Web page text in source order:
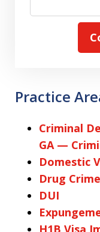
Practice
Criminal
GA —
Domestic
Drug
DUI
H1B Visa